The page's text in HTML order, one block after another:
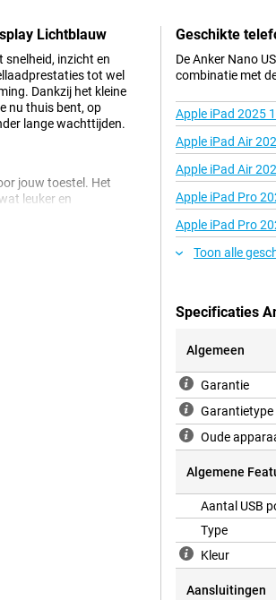
Lichtblauw
snelheid, inzicht en
tot wel
Dankzij het kleine
nu thuis bent, op
lange wachttijden.
jouw toestel. Het
leuker en
en prestaties.
Geschikte
De Anker Nano
combinatie met
Apple iPad 2025
Apple iPad Air
Apple iPad Air
Apple iPad Pro
Apple iPad Pro
Toon alle
Specificaties
Algemeen
Garantie
Garantietype
Oude
Algemene
Aantal USB
Type
Kleur
Aansluitingen